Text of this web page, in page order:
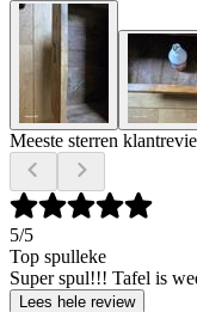
Meeste sterren
5/5
Top spulleke
Super spul!!! Tafel is
Lees hele review